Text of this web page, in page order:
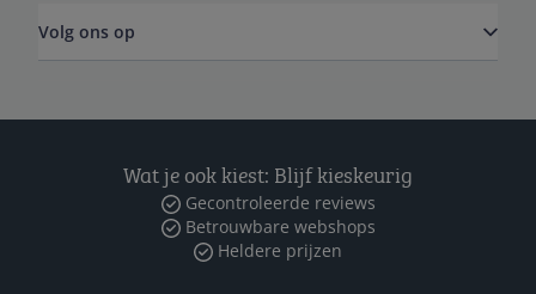
Volg ons op
Wat je ook kiest: Blijf kieskeurig
Gecontroleerde reviews
Betrouwbare webshops
Heldere prijzen